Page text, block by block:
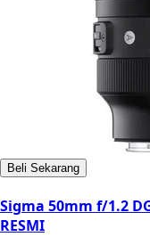
Beli Sekarang
Sigma 50mm f/1.2
RESMI